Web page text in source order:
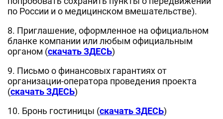
по России и о медицинском вмешательстве).
8. Приглашение, оформленное на официальном
бланке компании или любым официальным
органом (скачать ЗДЕСЬ)
9. Письмо о финансовых гарантиях от
организации-оператора проведения проекта
(скачать ЗДЕСЬ)
10. Бронь гостиницы (скачать ЗДЕСЬ)